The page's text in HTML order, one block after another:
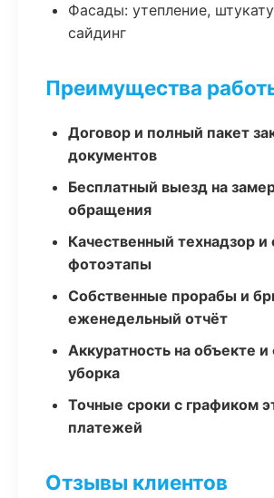
Фасады: утепление,
сайдинг
Преимущества
Договор и полный пакет
документов
Бесплатный выезд на
обращения
Качественный технадзор
фотоэтапы
Собственные прорабы и
еженедельный отчёт
Аккуратность на объекте
уборка
Точные сроки с графиком
платежей
Отзывы клиентов